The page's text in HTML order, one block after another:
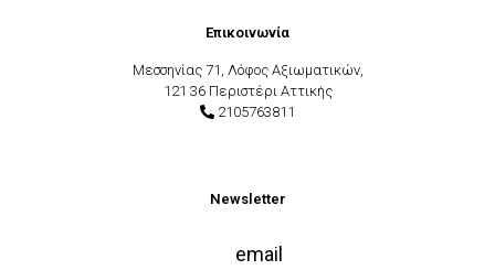
Επικοινωνία
Μεσσηνίας 71, Λόφος Αξιωματικών,
121 36 Περιστέρι Αττικής
2105763811
Newsletter
email